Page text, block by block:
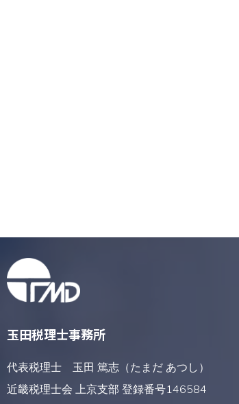
玉田税理士事務所
代表税理士 玉田 篤志（たまだ あつし）
近畿税理士会 上京支部 登録番号146584